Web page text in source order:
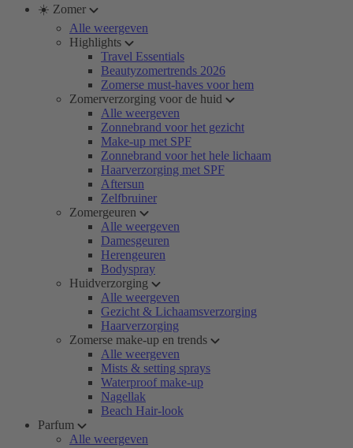
☀️ Zomer
Alle weergeven
Highlights
Travel Essentials
Beautyzomertrends 2026
Zomerse must-haves voor hem
Zomerverzorging voor de huid
Alle weergeven
Zonnebrand voor het gezicht
Make-up met SPF
Zonnebrand voor het hele lichaam
Haarverzorging met SPF
Aftersun
Zelfbruiner
Zomergeuren
Alle weergeven
Damesgeuren
Herengeuren
Bodyspray
Huidverzorging
Alle weergeven
Gezicht & Lichaamsverzorging
Haarverzorging
Zomerse make-up en trends
Alle weergeven
Mists & setting sprays
Waterproof make-up
Nagellak
Beach Hair-look
Parfum
Alle weergeven